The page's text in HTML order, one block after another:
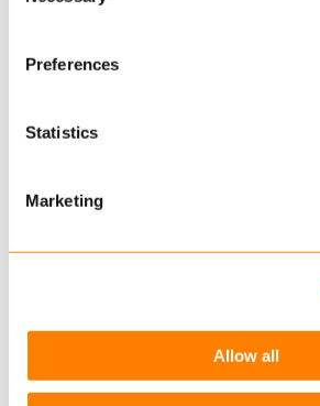
about this in our cookie
the cookie settings under “Details”,
withdraw
Preferences
Statistics
Marketing
Allow all